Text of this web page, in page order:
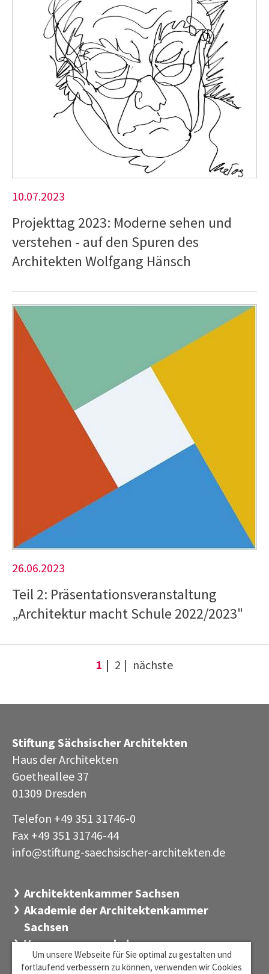
10.07.2023
Projekttag 2023: Moderne sehen und
verstehen - auf den Spuren des
Architekten Wolfgang Hänsch
26.06.2023
Teil 2: Präsentationsveranstaltung
„Architektur macht Schule 2022/2023"
1 2 nächste
Stiftung Sächsischer Architekten
Haus der Architekten
Goetheallee 37
01309 Dresden
Telefon +49 351 31746-0
Fax +49 351 31746-44
info@stiftung-saechsischer-architekten·de
Architektenkammer Sachsen
Akademie der Architektenkammer
Sachsen
Versorgungswerk der
Architektenkammer Sachsen
Um unsere Webseite für Sie optimal zu gestalten und
fortlaufend verbessern zu können, verwenden wir Cookies